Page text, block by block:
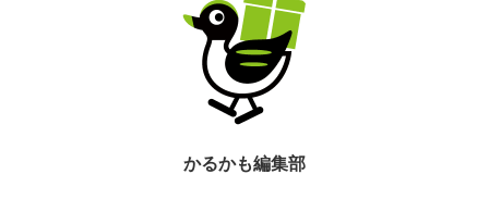
かるかも編集部